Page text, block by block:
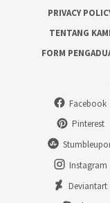
PRIVACY
TENTANG KAMI
FORM
Facebook
Pinterest
Instagram
Deviantart